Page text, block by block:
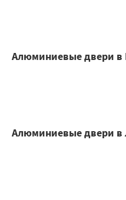
Алюминиевые двери в
Алюминиевые двери в